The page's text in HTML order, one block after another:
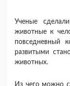
Ученые
животные к
повседневный
развитыми
животных.
Из чего можно